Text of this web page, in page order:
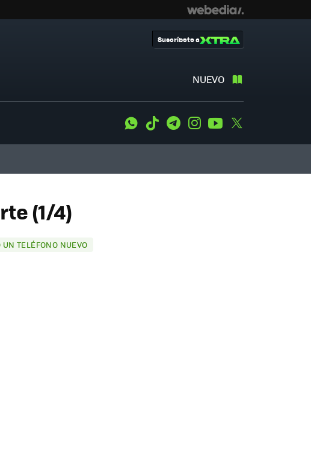
NUEVO
Suscríbete a
WhatsApp
Tiktok TelegramInstagramYoutube
(1/4)
TELÉFONO NUEVO